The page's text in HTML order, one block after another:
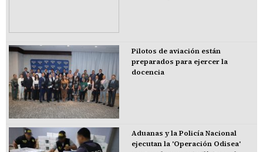
Pilotos de aviación están
preparados para ejercer la
docencia
Aduanas y la Policía Nacional
ejecutan la 'Operación Odisea'